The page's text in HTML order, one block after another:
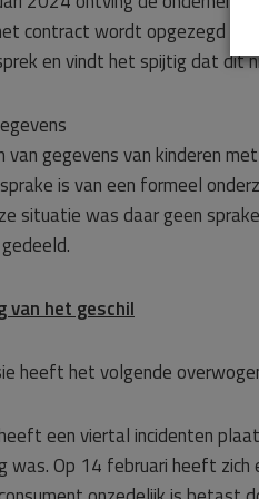
contract wordt opgezegd
en vindt het spijtig dat dit
van gegevens van kinderen
is van een formeel
situatie was daar geen
van het geschil
heeft het volgende
een viertal incidenten
was. Op 14 februari heeft